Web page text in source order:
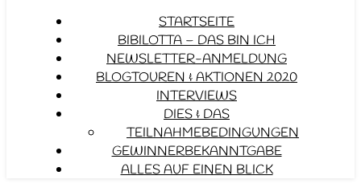
STARTSEITE
BIBILOTTA – DAS BIN ICH
NEWSLETTER-ANMELDUNG
BLOGTOUREN & AKTIONEN 2020
INTERVIEWS
DIES & DAS
TEILNAHMEBEDINGUNGEN
GEWINNERBEKANNTGABE
ALLES AUF EINEN BLICK